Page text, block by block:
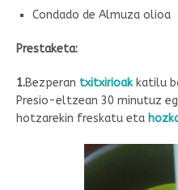
Condado de Almuza olioa
Prestaketa:
1.Bezperan txitxirioak katilu
Presio-eltzean 30 minutuz
hotzarekin freskatu eta